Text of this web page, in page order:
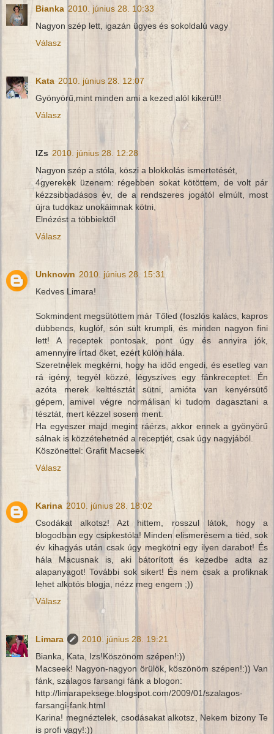
Bianka 2010. június 28. 10:33
Nagyon szép lett, igazán ügyes és sokoldalú vagy
Válasz
Kata 2010. június 28. 12:07
Gyönyörű,mint minden ami a kezed alól kikerül!!
Válasz
IZs 2010. június 28. 12:28
Nagyon szép a stóla, köszi a blokkolás ismertetését,
4gyerekek üzenem: régebben sokat kötöttem, de volt pár
kézzsibbadásos év, de a rendszeres jogától elmúlt, most
újra tudokaz unokáimnak kötni,
Elnézést a többiektől
Válasz
Unknown 2010. június 28. 15:31
Kedves Limara!
Sokmindent megsütöttem már Tőled (foszlós kalács, kapros
dübbencs, kuglóf, són sült krumpli, és minden nagyon fini
lett! A receptek pontosak, pont úgy és annyira jók,
amennyire írtad őket, ezért külön hála.
Szeretnélek megkérni, hogy ha időd engedi, és esetleg van
rá igény, tegyél közzé, légyszíves egy fánkreceptet. Én
azóta merek kelttésztát sütni, amióta van kenyérsütő
gépem, amivel végre normálisan ki tudom dagasztani a
tésztát, mert kézzel sosem ment.
Ha egyeszer majd megint ráérzs, akkor ennek a gyönyörű
sálnak is közzétehetnéd a receptjét, csak úgy nagyjából.
Köszönettel: Grafit Macseek
Válasz
Karina 2010. június 28. 18:02
Csodákat alkotsz! Azt hittem, rosszul látok, hogy a
blogodban egy csipkestóla! Minden elismerésem a tiéd, sok
év kihagyás után csak úgy megkötni egy ilyen darabot! És
hála Macusnak is, aki bátorított és kezedbe adta az
alapanyagot! További sok sikert! És nem csak a profiknak
lehet alkotós blogja, nézz meg engem ;))
Válasz
Limara
2010. június 28. 19:21
Bianka, Kata, Izs!Köszönöm szépen!:))
Macseek! Nagyon-nagyon örülök, köszönöm szépen!:)) Van
fánk, szalagos farsangi fánk a blogon:
http://limarapeksege.blogspot.com/2009/01/szalagos-
farsangi-fank.html
Karina! megnéztelek, csodásakat alkotsz, Nekem bizony Te
is profi vagy!:))